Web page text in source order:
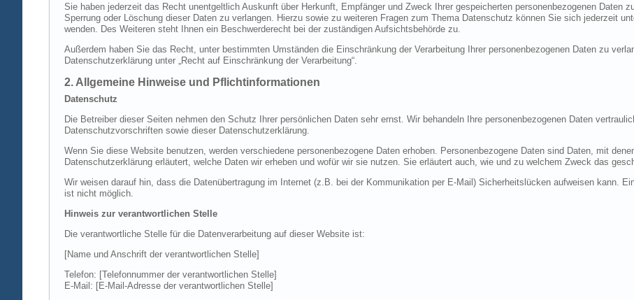
Sie haben jederzeit das Recht unentgeltlich Auskunft über Herkunft, Empfänger und Zweck Ihrer gespeicherten personenbezogenen Daten
Sperrung oder Löschung dieser Daten zu verlangen. Hierzu sowie zu weiteren Fragen zum Thema Datenschutz können Sie sich jederzeit
wenden. Des Weiteren steht Ihnen ein Beschwerderecht bei der zuständigen Aufsichtsbehörde zu.
Außerdem haben Sie das Recht, unter bestimmten Umständen die Einschränkung der Verarbeitung Ihrer personenbezogenen Daten zu
Datenschutzerklärung unter „Recht auf Einschränkung der Verarbeitung“.
2. Allgemeine Hinweise und Pflichtinformationen
Datenschutz
Die Betreiber dieser Seiten nehmen den Schutz Ihrer persönlichen Daten sehr ernst. Wir behandeln Ihre personenbezogenen Daten
Datenschutzvorschriften sowie dieser Datenschutzerklärung.
Wenn Sie diese Website benutzen, werden verschiedene personenbezogene Daten erhoben. Personenbezogene Daten sind Daten, mit
Datenschutzerklärung erläutert, welche Daten wir erheben und wofür wir sie nutzen. Sie erläutert auch, wie und zu welchem Zweck das
Wir weisen darauf hin, dass die Datenübertragung im Internet (z.B. bei der Kommunikation per E-Mail) Sicherheitslücken aufweisen kann.
ist nicht möglich.
Hinweis zur verantwortlichen Stelle
Die verantwortliche Stelle für die Datenverarbeitung auf dieser Website ist:
[Name und Anschrift der verantwortlichen Stelle]
Telefon: [Telefonnummer der verantwortlichen Stelle]
E-Mail: [E-Mail-Adresse der verantwortlichen Stelle]